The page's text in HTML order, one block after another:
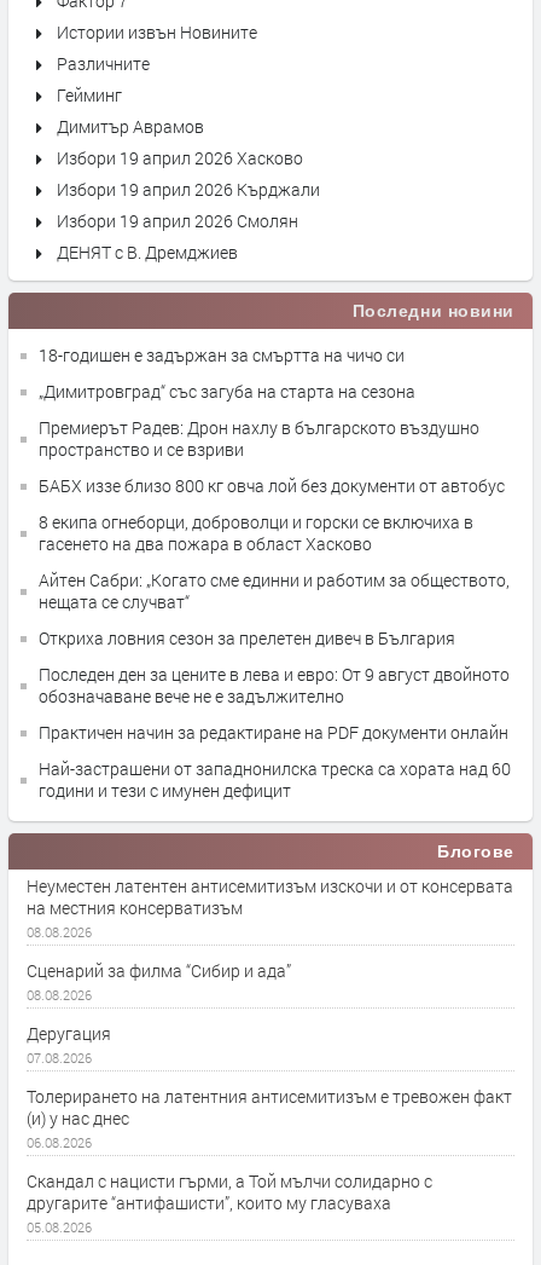
Истории извън Новините
Различните
Гейминг
Димитър Аврамов
Избори 19 април 2026 Хасково
Избори 19 април 2026 Кърджали
Избори 19 април 2026 Смолян
ДЕНЯТ с В. Дремджиев
Последни новини
18-годишен е задържан за смъртта на чичо си
„Димитровград“ със загуба на старта на сезона
Премиерът Радев: Дрон нахлу в българското въздушно
пространство и се взриви
БАБХ иззе близо 800 кг овча лой без документи от автобус
8 екипа огнеборци, доброволци и горски се включиха в
гасенето на два пожара в област Хасково
Айтен Сабри: „Когато сме единни и работим за обществото,
нещата се случват“
Откриха ловния сезон за прелетен дивеч в България
Последен ден за цените в лева и евро: От 9 август двойното
обозначаване вече не е задължително
Практичен начин за редактиране на PDF документи онлайн
Най-застрашени от западнонилска треска са хората над 60
години и тези с имунен дефицит
Блогове
Неуместен латентен антисемитизъм изскочи и от консервата
на местния консерватизъм
08.08.2026
Сценарий за филма “Сибир и ада”
08.08.2026
Деругация
07.08.2026
Толерирането на латентния антисемитизъм е тревожен факт
(и) у нас днес
06.08.2026
Скандал с нацисти гърми, а Той мълчи солидарно с
другарите “антифашисти”, които му гласуваха
05.08.2026